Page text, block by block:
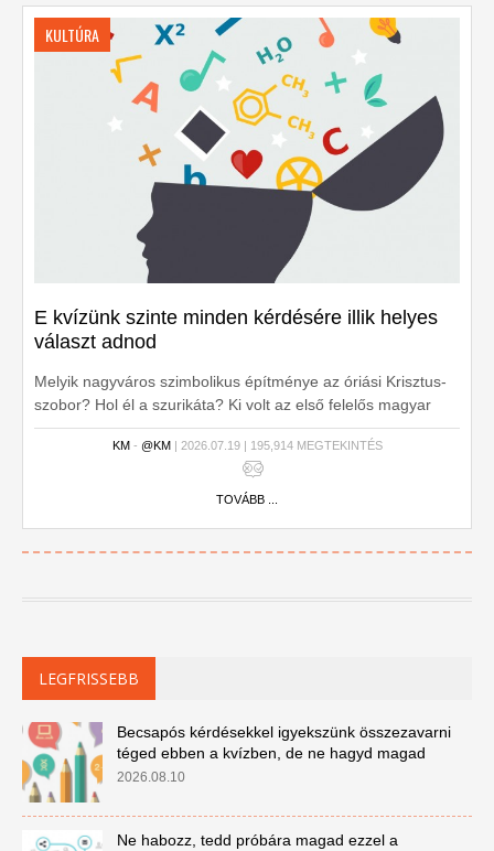
KULTÚRA
E kvízünk szinte minden kérdésére illik helyes
választ adnod
Melyik nagyváros szimbolikus építménye az óriási Krisztus-
szobor? Hol él a szurikáta? Ki volt az első felelős magyar
miniszterelnök? Tíz efféle kérdés megválaszolásával
menetelhetsz a maximálisan megszerezhető tíz pont felé.
KM- @KM| 2026.07.19 | 195,914 MEGTEKINTÉS
TOVÁBB ...
LEGFRISSEBB
Becsapós kérdésekkel igyekszünk összezavarni
téged ebben a kvízben, de ne hagyd magad
2026.08.10
Ne habozz, tedd próbára magad ezzel a